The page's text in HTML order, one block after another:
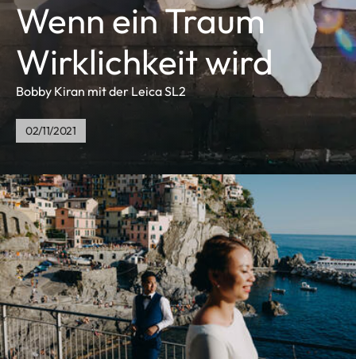
Wenn ein Traum
Wirklichkeit wird
Bobby Kiran mit der Leica SL2
02/11/2021